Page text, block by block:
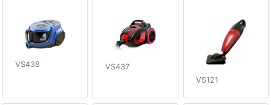
VS438
VS437
VS121